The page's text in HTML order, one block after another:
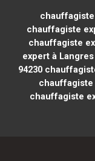
chauffagiste
chauffagiste
expert à Langres
94230
chauffagiste
chauffagiste